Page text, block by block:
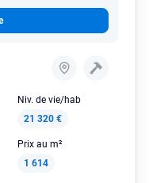
Niv. de vie/hab
21 320 €
Prix au m²
1 614